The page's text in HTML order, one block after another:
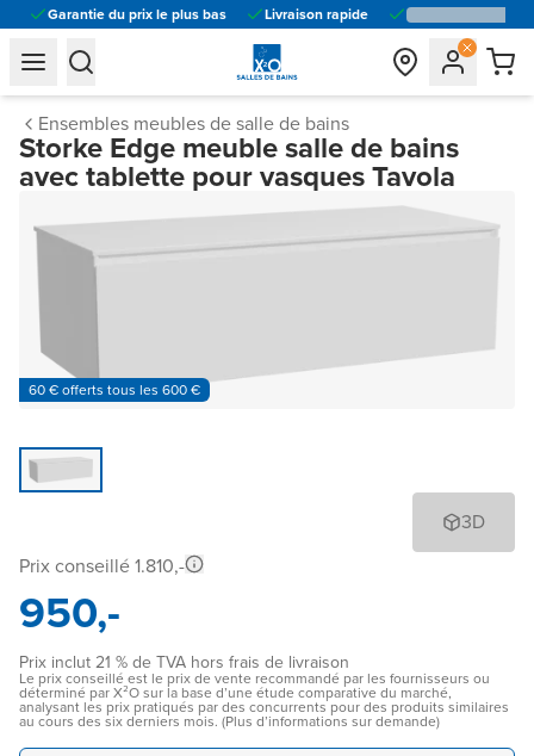
Garantie du prix le plus bas Livraison rapide
general.navigation.toggle_menu.label
general.navigation.toggle_menu.label
Ensembles meubles de salle de bains
Storke Edge meuble salle de bains
avec tablette pour vasques Tavola
60 € offerts tous les 600 €
3D
Prix conseillé 1.810,-
950,-
Prix inclut 21 % de TVA hors frais de livraison
Le prix conseillé est le prix de vente recommandé par les fournisseurs ou
déterminé par X²O sur la base d’une étude comparative du marché,
analysant les prix pratiqués par des concurrents pour des produits similaires
au cours des six derniers mois. (Plus d’informations sur demande)